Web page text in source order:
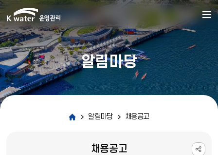
알림마당
알림마당 채용공고
채용공고